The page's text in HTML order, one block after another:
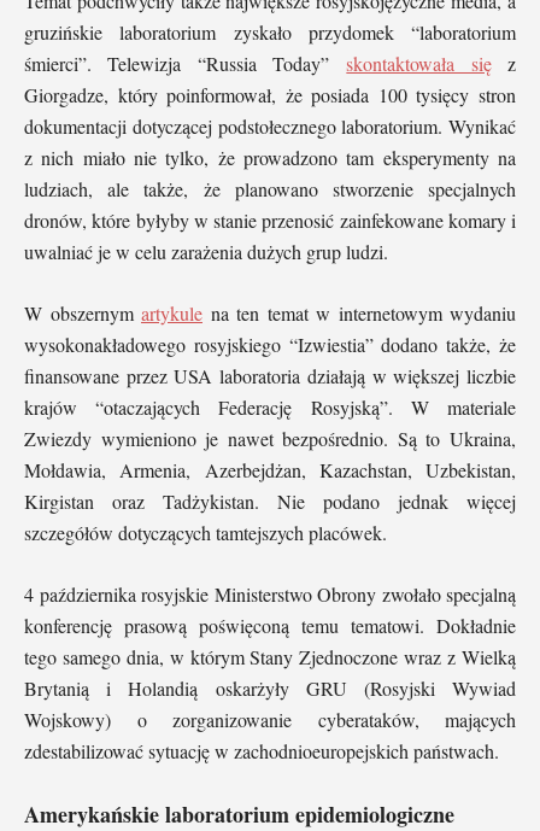
gruzińskie laboratorium zyskało przydomek “laboratorium
śmierci”. Telewizja “Russia Today”skontaktowała sięz
Giorgadze, który poinformował, że posiada 100 tysięcy stron
dokumentacji dotyczącej podstołecznego laboratorium. Wynikać
z nich miało nie tylko, że prowadzono tam eksperymenty na
ludziach, ale także, że planowano stworzenie specjalnych
dronów, które byłyby w stanie przenosić zainfekowane komary i
uwalniać je w celu zarażenia dużych grup ludzi.
W obszernym artykule na ten temat w internetowym wydaniu
wysokonakładowego rosyjskiego “Izwiestia” dodano także, że
finansowane przez USA laboratoria działają w większej liczbie
krajów “otaczających Federację Rosyjską”. W materiale
Zwiezdy wymieniono je nawet bezpośrednio. Są to Ukraina,
Mołdawia, Armenia, Azerbejdżan, Kazachstan, Uzbekistan,
Kirgistan oraz Tadżykistan. Nie podano jednak więcej
szczegółów dotyczących tamtejszych placówek.
4 października rosyjskie Ministerstwo Obrony zwołało specjalną
konferencję prasową poświęconą temu tematowi. Dokładnie
tego samego dnia, w którym Stany Zjednoczone wraz z Wielką
Brytanią i Holandią oskarżyły GRU (Rosyjski Wywiad
Wojskowy) o zorganizowanie cyberataków, mających
zdestabilizować sytuację w zachodnioeuropejskich państwach.
Amerykańskie laboratorium epidemiologiczne